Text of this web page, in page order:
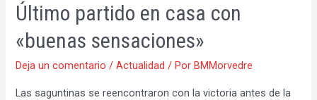
Último partido en casa con
«buenas sensaciones»
Deja un comentario /Actualidad / PorBMMorvedre
Las saguntinas se reencontraron con la victoria antes de la